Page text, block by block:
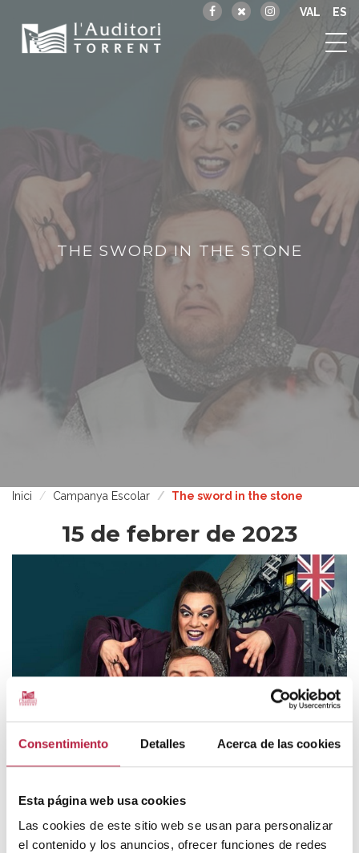
Consentimiento Detalles Acerca de las cookies
Esta página web usa cookies
Las cookies de este sitio web se usan para personalizar
el contenido y los anuncios, ofrecer funciones de redes
ES
VAL
THE SWORD IN THE STONE
Inici Campanya Escolar The sword in the stone
15 de febrer de 2023
THE SWORD IN THE STONE
Face2Face Theatre